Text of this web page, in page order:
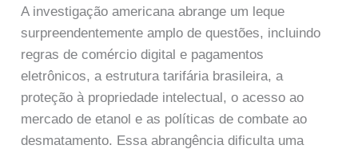
A investigação americana abrange um leque
surpreendentemente amplo de questões, incluindo
regras de comércio digital e pagamentos
eletrônicos, a estrutura tarifária brasileira, a
proteção à propriedade intelectual, o acesso ao
mercado de etanol e as políticas de combate ao
desmatamento. Essa abrangência dificulta uma